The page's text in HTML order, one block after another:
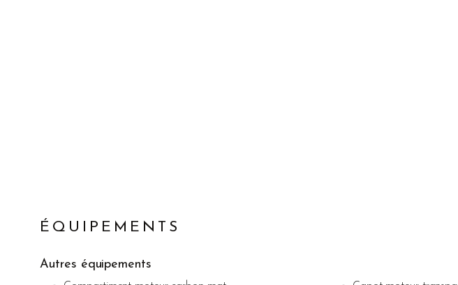
ÉQUIPEMENTS
Autres équipements